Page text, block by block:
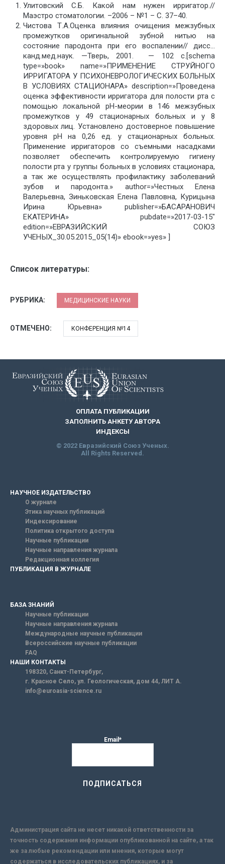
Улитовский С.Б. Какой нам нужен ирригатор.//
Маэстро стоматологии. –2006 – №1 – С. 37–40.
Чистова Т.А.Оценка влияния очищения межзубных
промежутков оригинальной зубной нитью на
состояние пародонта при его воспалении// дисс…
канд.мед.наук. —Тверь, 2001. — 102 с.[schema
type=»book» name=»ПРИМЕНЕНИЕ СТРУЙНОГО
ИРРИГАТОРА У ПСИХОНЕВРОЛОГИЧЕСКИХ БОЛЬНЫХ
В УСЛОВИЯХ СТАЦИОНАРА» description=»Проведена
оценка эффективности ирригатора для полости рта с
помощью локальной рН-меории в 146 межзубных
промежутков у 49 стационарных больных и у 8
здоровых лиц. Установлено достоверное повышение
уровня рН на 0,26 ед. у стационарных больных.
Применение ирригаторов со съемными насадками
позволяет обеспечить контролируемую гигиену
полости рта у группы больных в условиях стационара,
а так же осуществлять профилактику заболеваний
зубов и пародонта.» author=»Честных Елена
Валерьевна, Зиньковская Елена Павловна, Курицына
Ирина Юрьевна» publisher=»БАСАРАНОВИЧ
ЕКАТЕРИНА» pubdate=»2017-03-15″
edition=»ЕВРАЗИЙСКИЙ СОЮЗ
УЧЕНЫХ_30.05.2015_05(14)» ebook=»yes» ]
Список литературы:
РУБРИКА: МЕДИЦИНСКИЕ НАУКИ
ОТМЕЧЕНО: КОНФЕРЕНЦИЯ №14
ОПЛАТА ПУБЛИКАЦИИ
ЗАПОЛНИТЬ АНКЕТУ АВТОРА
ИНДЕКСЫ
© 2022 Евразийский Союз Ученых.
All Rights Reserved.
НАУЧНОЕ ИЗДАТЕЛЬСТВО
О журнале
Этика научных публикаций
Индексирование
Политика открытого доступа
Научные публикации
Научные направления журнала
Редакционная коллегия
ПУБЛИКАЦИЯ В ЖУРНАЛЕ
БАЗА ЗНАНИЙ
Научные публикации
Научные направления журнала
Международные научные публикации
Всероссийские научные публикации
FAQ
НАШИ КОНТАКТЫ
198320, Санкт-Петербург,
г. Красное Село, ул. Геологическая, дом 44, ЛИТ А.
info@euroasia-science.ru
Email*
Администрация сайта не несет никакой ответственности за
точность содержания информации опубликованной на сайте, а так
же за любые рекомендации или мнения, которые могут
содержаться в исследовательских публикациях, и за